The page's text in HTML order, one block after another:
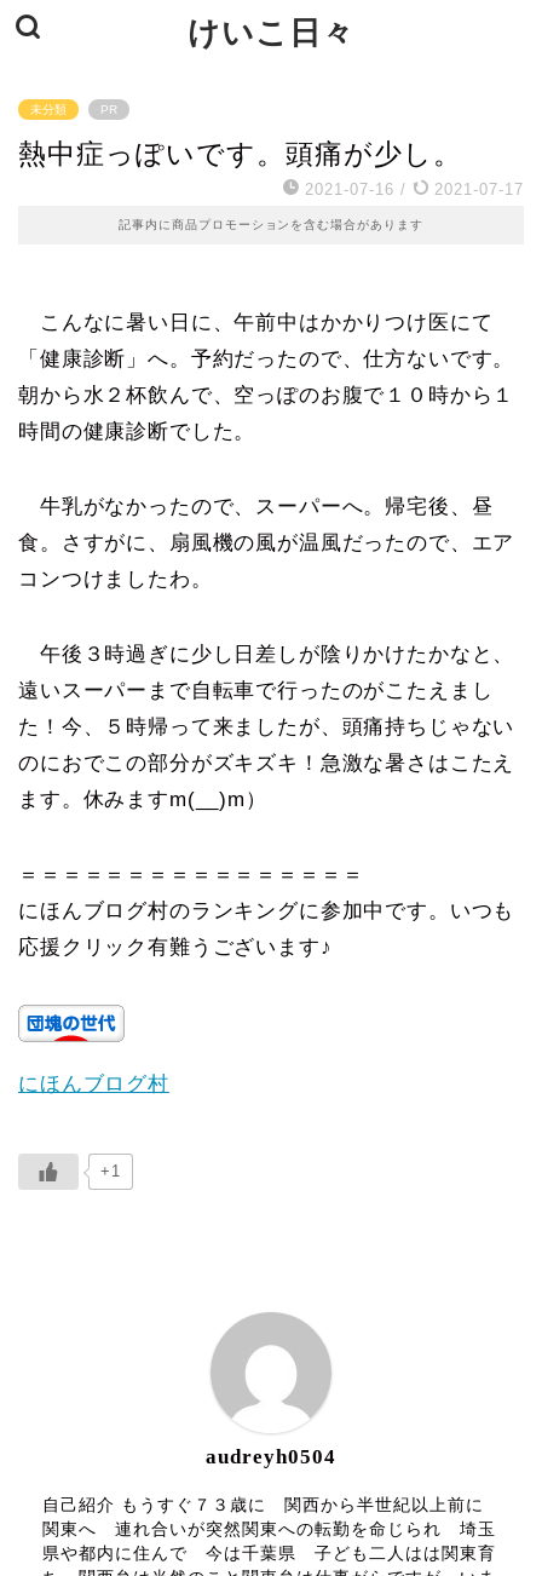
けいこ日々
未分類 PR
熱中症っぽいです。頭痛が少し。
2021-07-16 / 2021-07-17
記事内に商品プロモーションを含む場合があります
こんなに暑い日に、午前中はかかりつけ医にて
「健康診断」へ。予約だったので、仕方ないです。
朝から水２杯飲んで、空っぽのお腹で１０時から１
時間の健康診断でした。
牛乳がなかったので、スーパーへ。帰宅後、昼
食。さすがに、扇風機の風が温風だったので、エア
コンつけましたわ。
午後３時過ぎに少し日差しが陰りかけたかなと、
遠いスーパーまで自転車で行ったのがこたえまし
た！今、５時帰って来ましたが、頭痛持ちじゃない
のにおでこの部分がズキズキ！急激な暑さはこたえ
ます。休みますm(__)m）
＝＝＝＝＝＝＝＝＝＝＝＝＝＝＝＝
にほんブログ村のランキングに参加中です。いつも
応援クリック有難うございます♪
にほんブログ村
+1
audreyh0504
自己紹介 もうすぐ７３歳に 関西から半世紀以上前に
関東へ 連れ合いが突然関東への転勤を命じられ 埼玉
県や都内に住んで 今は千葉県 子ども二人はは関東育